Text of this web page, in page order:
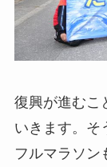
復興が進むこ
いきます。そ
フルマラソン